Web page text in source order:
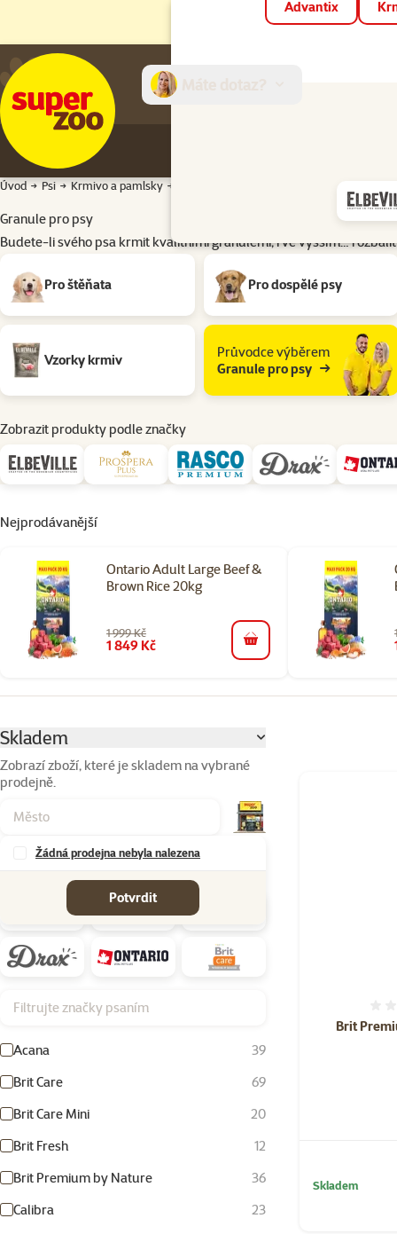
Advantix
Úvod Psi Krmivo a pamlsky
Granule pro psy
Budete-li svého psa krmit kvalitními granulemi, i ve vyšším…rozbalit
Pro štěňata
Pro dospělé psy
Vzorky krmiv
Průvodce výběrem
Granule pro psy
Zobrazit produkty podle značky
Nejprodávanější
Ontario Adult Large Beef &
Brown Rice 20kg
1 999 Kč
1 849 Kč do košíku
Skladem
Zobrazí zboží, které je skladem na vybrané
prodejně.
Žádná prodejna nebyla nalezena
Potvrdit
Filtrujte značky psaním
Acana
39
Brit Care
69
Brit Care Mini
20
Brit Fresh
12
Brit Premium by Nature
36
Calibra
23
Brit
Skladem